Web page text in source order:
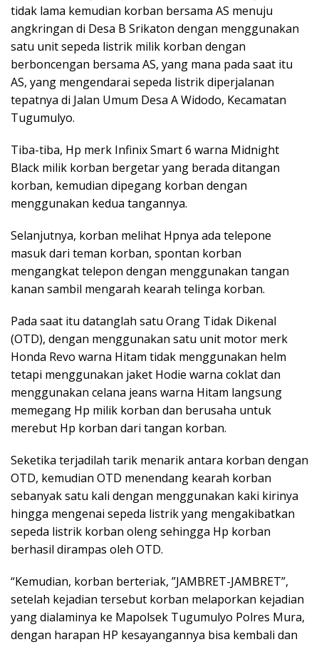
tidak lama kemudian korban bersama AS menuju
angkringan di Desa B Srikaton dengan menggunakan
satu unit sepeda listrik milik korban dengan
berboncengan bersama AS, yang mana pada saat itu
AS, yang mengendarai sepeda listrik diperjalanan
tepatnya di Jalan Umum Desa A Widodo, Kecamatan
Tugumulyo.
Tiba-tiba, Hp merk Infinix Smart 6 warna Midnight
Black milik korban bergetar yang berada ditangan
korban, kemudian dipegang korban dengan
menggunakan kedua tangannya.
Selanjutnya, korban melihat Hpnya ada telepone
masuk dari teman korban, spontan korban
mengangkat telepon dengan menggunakan tangan
kanan sambil mengarah kearah telinga korban.
Pada saat itu datanglah satu Orang Tidak Dikenal
(OTD), dengan menggunakan satu unit motor merk
Honda Revo warna Hitam tidak menggunakan helm
tetapi menggunakan jaket Hodie warna coklat dan
menggunakan celana jeans warna Hitam langsung
memegang Hp milik korban dan berusaha untuk
merebut Hp korban dari tangan korban.
Seketika terjadilah tarik menarik antara korban dengan
OTD, kemudian OTD menendang kearah korban
sebanyak satu kali dengan menggunakan kaki kirinya
hingga mengenai sepeda listrik yang mengakibatkan
sepeda listrik korban oleng sehingga Hp korban
berhasil dirampas oleh OTD.
“Kemudian, korban berteriak, ”JAMBRET-JAMBRET”,
setelah kejadian tersebut korban melaporkan kejadian
yang dialaminya ke Mapolsek Tugumulyo Polres Mura,
dengan harapan HP kesayangannya bisa kembali dan